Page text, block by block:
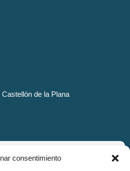
consentimiento
de la Plana